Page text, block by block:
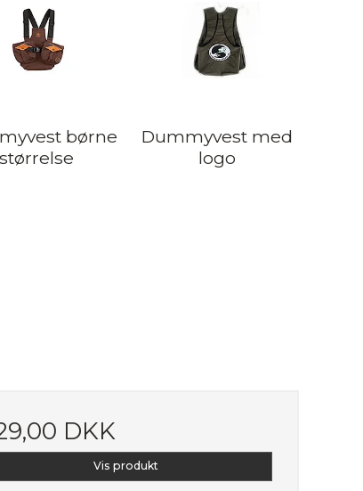
børne
størrelse
Dummyvest med
logo
DKK
Vis produkt